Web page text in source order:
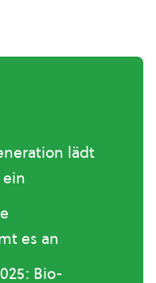
lädt
es an
Bio-